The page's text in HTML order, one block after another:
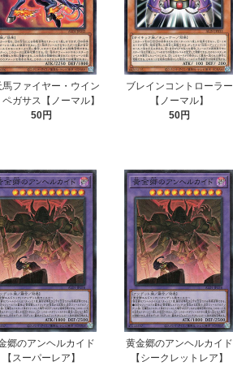
馬ファイヤー・ウイン
ペガサス【ノーマル】
50円
ブレインコントローラー
【ノーマル】
50円
郷のアンヘルカイド
【スーパーレア】
黄金郷のアンヘルカイド
【シークレットレア】